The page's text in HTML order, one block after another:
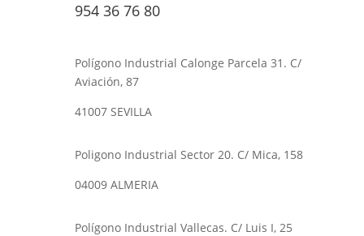
954 36 76 80
Polígono Industrial Calonge Parcela 31. C/
Aviación, 87
41007 SEVILLA
Poligono Industrial Sector 20. C/ Mica, 158
04009 ALMERIA
Polígono Industrial Vallecas. C/ Luis I, 25